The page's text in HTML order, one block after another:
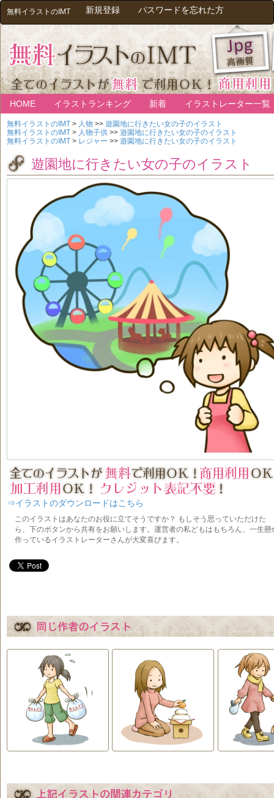
無料イラストのIMT 新規登録 パスワードを忘れた方
HOME イラストランキング 新着 イラストレーター一覧
無料イラストのIMT > 人物 >> 遊園地に行きたい女の子のイラスト
無料イラストのIMT > 人物子供 >> 遊園地に行きたい女の子のイラスト
無料イラストのIMT > レジャー >> 遊園地に行きたい女の子のイラスト
遊園地に行きたい女の子のイラスト
⇒イラストのダウンロードはこちら